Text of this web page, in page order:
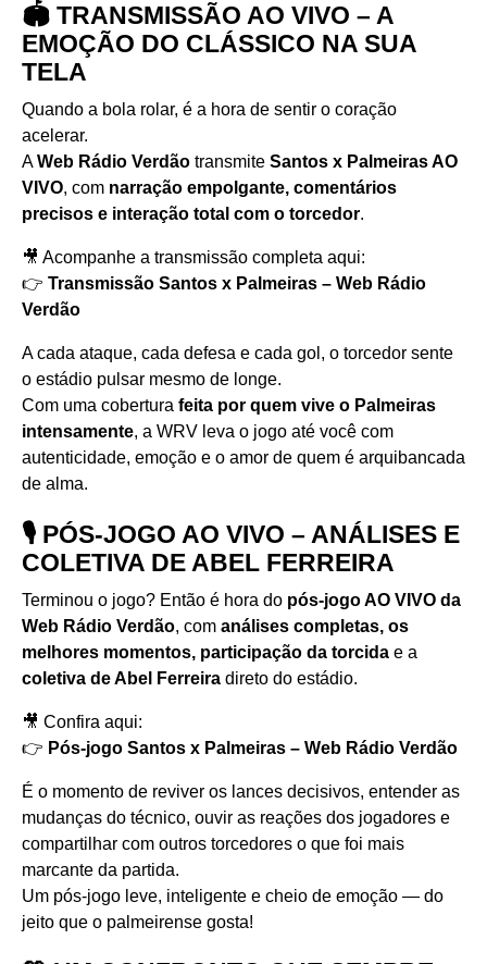
🏟️ TRANSMISSÃO AO VIVO – A
EMOÇÃO DO CLÁSSICO NA SUA
TELA
Quando a bola rolar, é a hora de sentir o coração
acelerar.
AWeb Rádio Verdão transmite Santos x Palmeiras AO
VIVO, com narração empolgante, comentários
precisos e interação total com o torcedor.
🎥 Acompanhe a transmissão completa aqui:
👉 Transmissão Santos x Palmeiras – Web Rádio
Verdão
A cada ataque, cada defesa e cada gol, o torcedor sente
o estádio pulsar mesmo de longe.
Com uma cobertura feita por quem vive o Palmeiras
intensamente, a WRV leva o jogo até você com
autenticidade, emoção e o amor de quem é arquibancada
de alma.
🎙️ PÓS-JOGO AO VIVO – ANÁLISES E
COLETIVA DE ABEL FERREIRA
Terminou o jogo? Então é hora do pós-jogo AO VIVO da
Web Rádio Verdão, com análises completas, os
melhores momentos, participação da torcida e a
coletiva de Abel Ferreira direto do estádio.
🎥 Confira aqui:
👉 Pós-jogo Santos x Palmeiras – Web Rádio Verdão
É o momento de reviver os lances decisivos, entender as
mudanças do técnico, ouvir as reações dos jogadores e
compartilhar com outros torcedores o que foi mais
marcante da partida.
Um pós-jogo leve, inteligente e cheio de emoção — do
jeito que o palmeirense gosta!